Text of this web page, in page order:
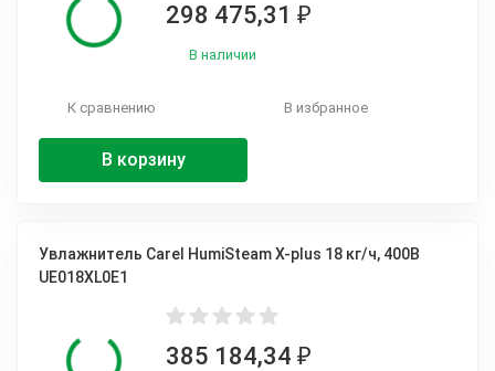
298 475,31 ₽
В наличии
К сравнению В избранное
В корзину
Увлажнитель Carel HumiSteam X-plus 18 кг/ч, 400В
UE018XL0E1
385 184,34 ₽